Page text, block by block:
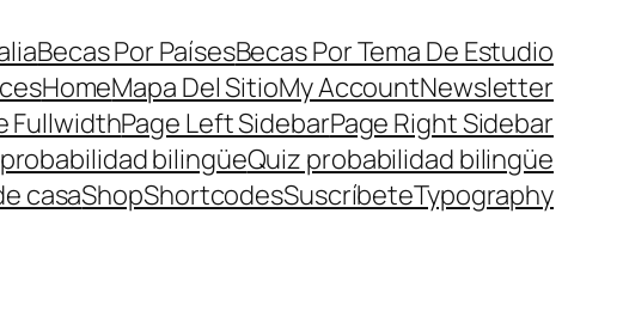
Becas Por PaísesBecas Por Tema De Estudio
HomeMapa Del SitioMy AccountNewsletter
FullwidthPage Left SidebarPage Right Sidebar
bilingüeQuiz probabilidad bilingüe
casaShopShortcodesSuscríbeteTypography